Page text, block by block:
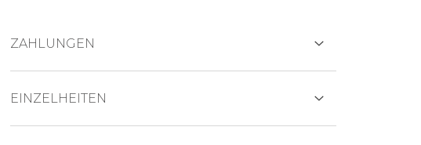
ZAHLUNGEN
EINZELHEITEN